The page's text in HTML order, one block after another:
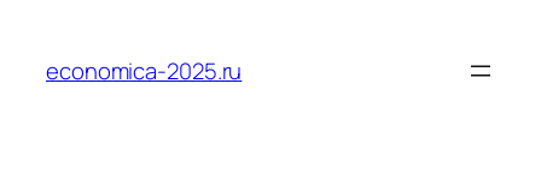
содержимому
economica-2025.ru